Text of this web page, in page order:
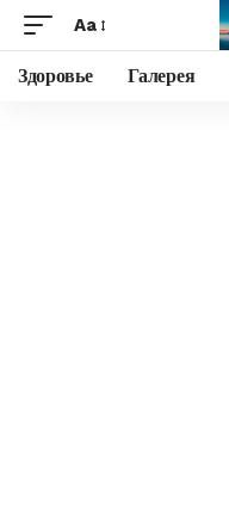
Aa
Здоровье Галерея